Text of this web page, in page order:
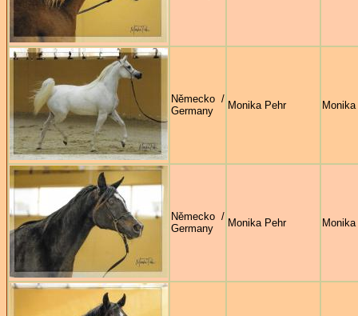
Německo /
Germany
Monika Pehr
Německo /
Germany
Monika Pehr